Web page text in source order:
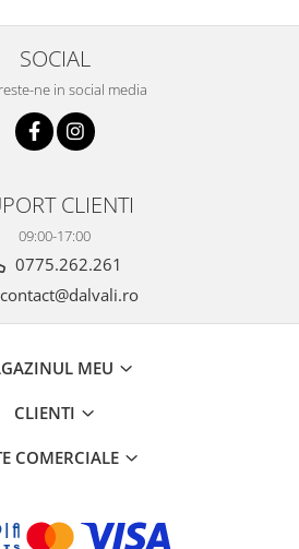
SOCIAL
ne in social media
CLIENTI
09:00-17:00
0775.262.261
contact@dalvali.ro
MEU
CLIENTI
COMERCIALE